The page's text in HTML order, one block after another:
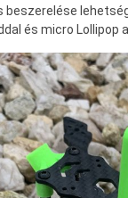
beszerelése
és micro